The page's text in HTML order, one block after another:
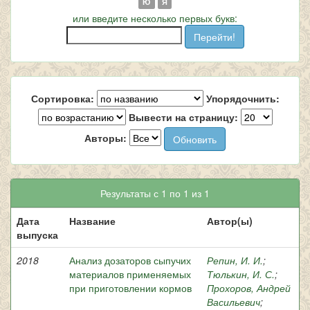
или введите несколько первых букв:
Сортировка:
Упорядочнить:
Вывести на страницу:
Авторы:
Результаты с 1 по 1 из 1
Дата
выпуска
Название Автор(ы)
2018
Анализ дозаторов сыпучих
материалов применяемых
при приготовлении кормов
Репин, И. И.;
Тюлькин, И. С.;
Прохоров, Андрей
Васильевич;